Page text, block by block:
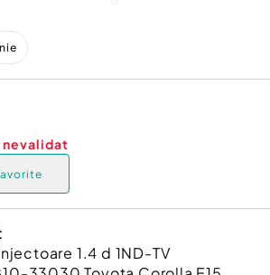
nevalidat
1.4 d 1ND-TV